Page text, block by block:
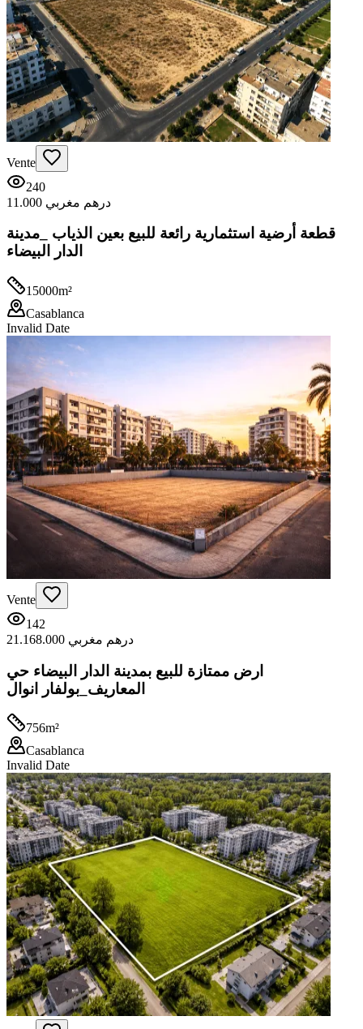
Vente
240
11.000 درهم مغربي
قطعة أرضية استثمارية رائعة للبيع بعين الذياب _مدينة
الدار البيضاء
15000m²
Casablanca
Invalid Date
Vente
142
21.168.000 درهم مغربي
ارض ممتازة للبيع بمدينة الدار البيضاء حي
المعاريف_بولفار انوال
756m²
Casablanca
Invalid Date